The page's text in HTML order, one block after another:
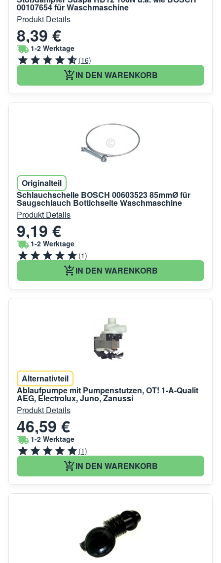
00107654 für Waschmaschine
Produkt Details
8,39 €
1-2 Werktage
(16)
IN DEN WARENKORB
Originalteil
Schlauchschelle BOSCH 00603523 85mmØ für
Saugschlauch Bottichseite Waschmaschine
Produkt Details
9,19 €
1-2 Werktage
(1)
IN DEN WARENKORB
Alternativteil
Ablaufpumpe mit Pumpenstutzen, OT! 1-A-Qualit
AEG, Electrolux, Juno, Zanussi
Produkt Details
46,59 €
1-2 Werktage
(1)
IN DEN WARENKORB